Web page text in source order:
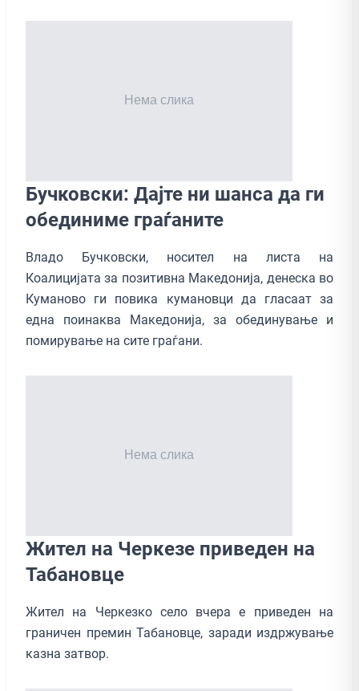
Бучковски: Дајте ни шанса да ги
обединиме граѓаните
Владо Бучковски, носител на листа на
Коалицијата за позитивна Македонија, денеска во
Куманово ги повика кумановци да гласаат за
една поинаква Македонија, за обединување и
помирување на сите граѓани.
Жител на Черкезе приведен на
Табановце
Жител на Черкезко село вчера е приведен на
граничен премин Табановце, заради издржување
казна затвор.